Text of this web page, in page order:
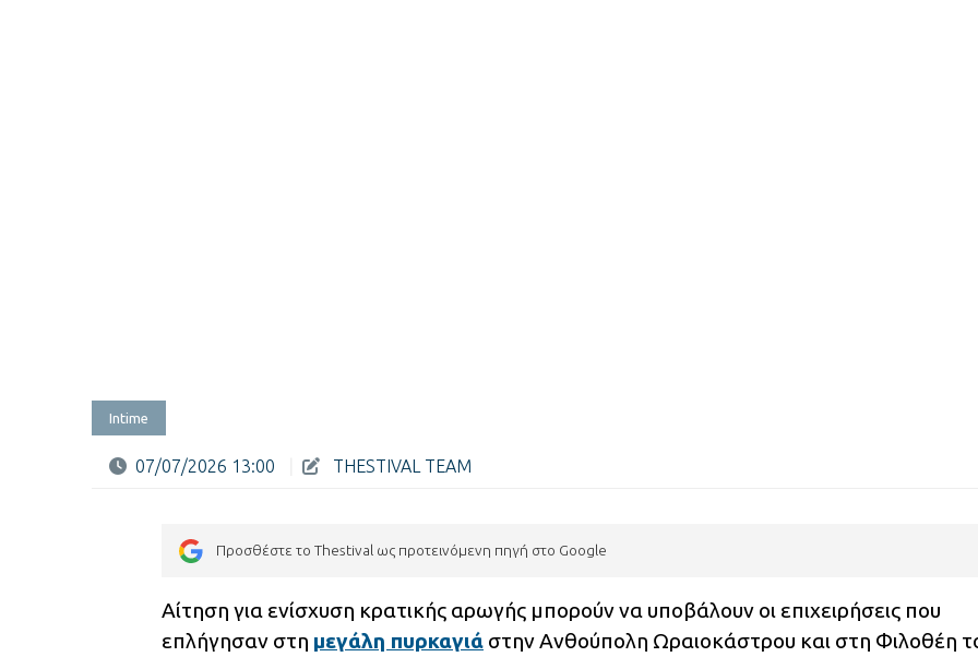
Intime
07/07/2026 13:00 THESTIVAL TEAM
Προσθέστε το Thestival ως προτεινόμενη πηγή στο Google
Αίτηση για ενίσχυση κρατικής αρωγής μπορούν να υποβάλουν οι επιχειρήσεις που
επλήγησαν στη μεγάλη πυρκαγιά στην Ανθούπολη Ωραιοκάστρου και στη Φιλοθέη